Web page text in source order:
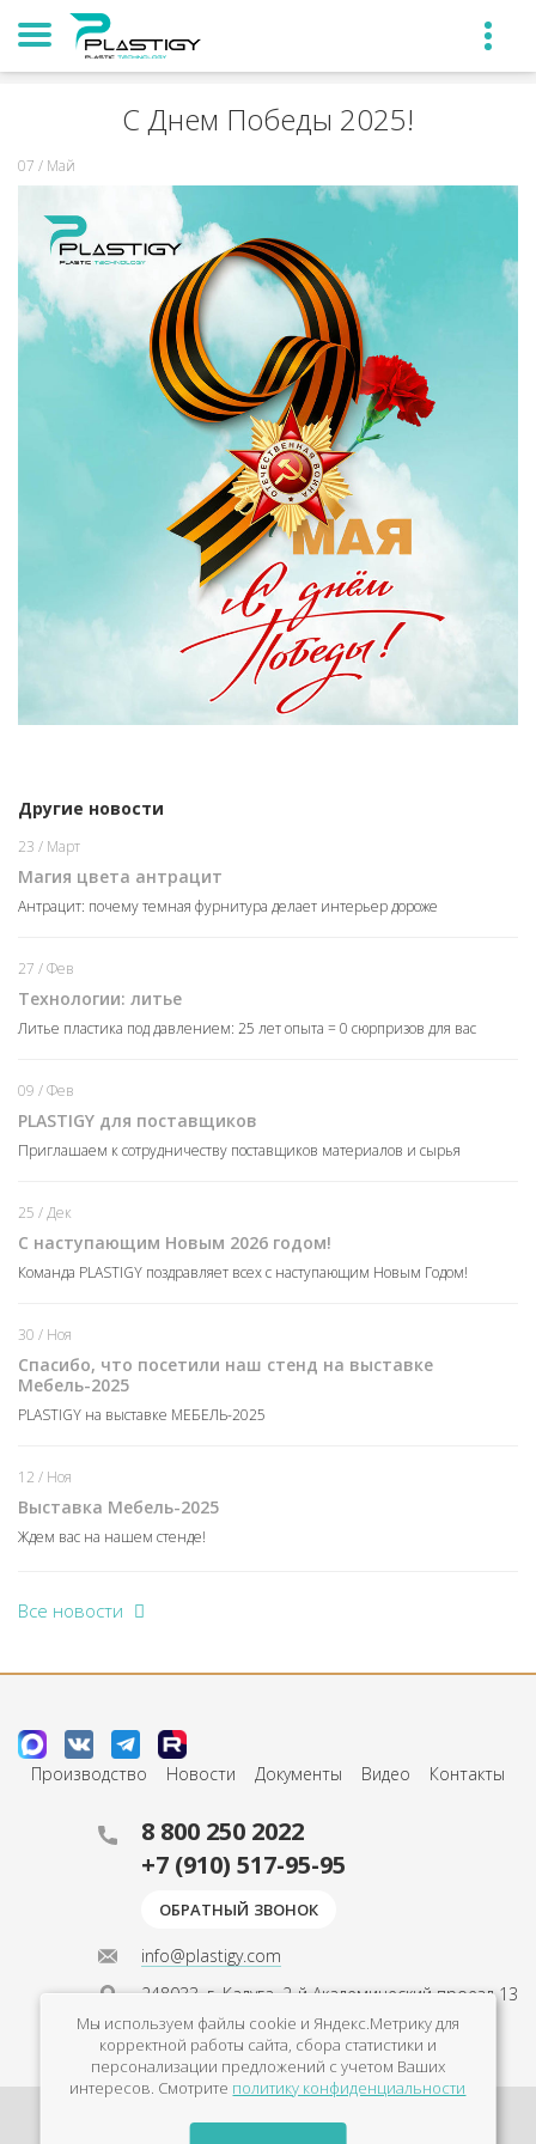
С Днем Победы 2025!
07 / Май
Другие новости
23 / Март
Магия цвета антрацит
Антрацит: почему темная фурнитура делает интерьер дороже
27 / Фев
Технологии: литье
Литье пластика под давлением: 25 лет опыта = 0 сюрпризов для вас
09 / Фев
PLASTIGY для поставщиков
Приглашаем к сотрудничеству поставщиков материалов и сырья
25 / Дек
С наступающим Новым 2026 годом!
Команда PLASTIGY поздравляет всех с наступающим Новым Годом!
30 / Ноя
Спасибо, что посетили наш стенд на выставке
Мебель-2025
PLASTIGY на выставке МЕБЕЛЬ-2025
12 / Ноя
Выставка Мебель-2025
Ждем вас на нашем стенде!
Все новости
Производство Новости Документы Видео Контакты
8 800 250 2022
+7 (910) 517-95-95
ОБРАТНЫЙ ЗВОНОК
info@plastigy.com
248033, г. Калуга, 2-й Академический проезд 13
с Пн по Пт с 9 до 18
Мы используем файлы cookie и Яндекс.Метрику для
корректной работы сайта, сбора статистики и
персонализации предложений с учетом Ваших
интересов. Смотрите политику конфиденциальности